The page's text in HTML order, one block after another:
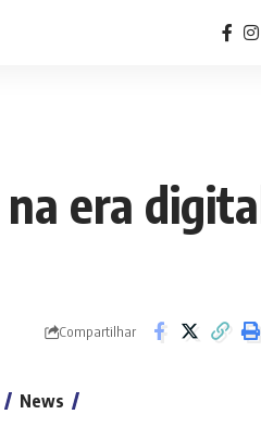
era
Compartilhar
News